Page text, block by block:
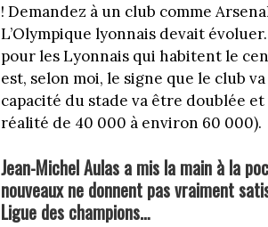
! Demandez à un club comme
L’Olympique lyonnais devait
pour les Lyonnais qui habitent le
est, selon moi, le signe que le club
capacité du stade va être doublée
réalité de 40 000 à environ 60 000).
Jean-Michel Aulas a mis la main à la
nouveaux ne donnent pas vraiment
Ligue des champions…